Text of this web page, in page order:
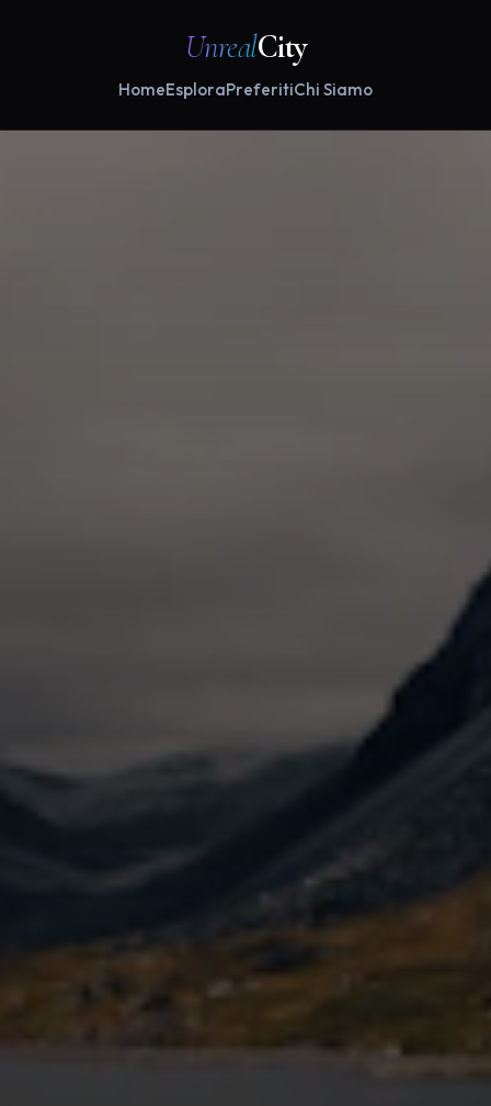
UnrealCity
HomeEsploraPreferitiChi Siamo